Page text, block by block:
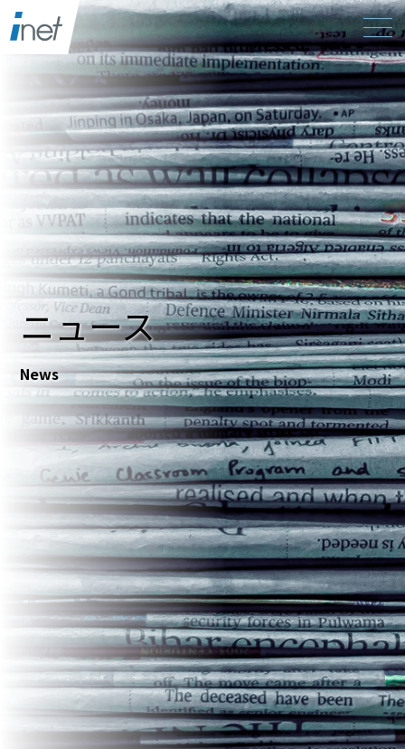
ニュース
News